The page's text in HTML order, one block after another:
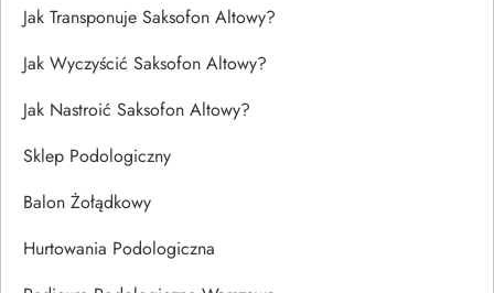
Jak Transponuje Saksofon Altowy?
Jak Wyczyścić Saksofon Altowy?
Jak Nastroić Saksofon Altowy?
Sklep Podologiczny
Balon Żołądkowy
Hurtowania Podologiczna